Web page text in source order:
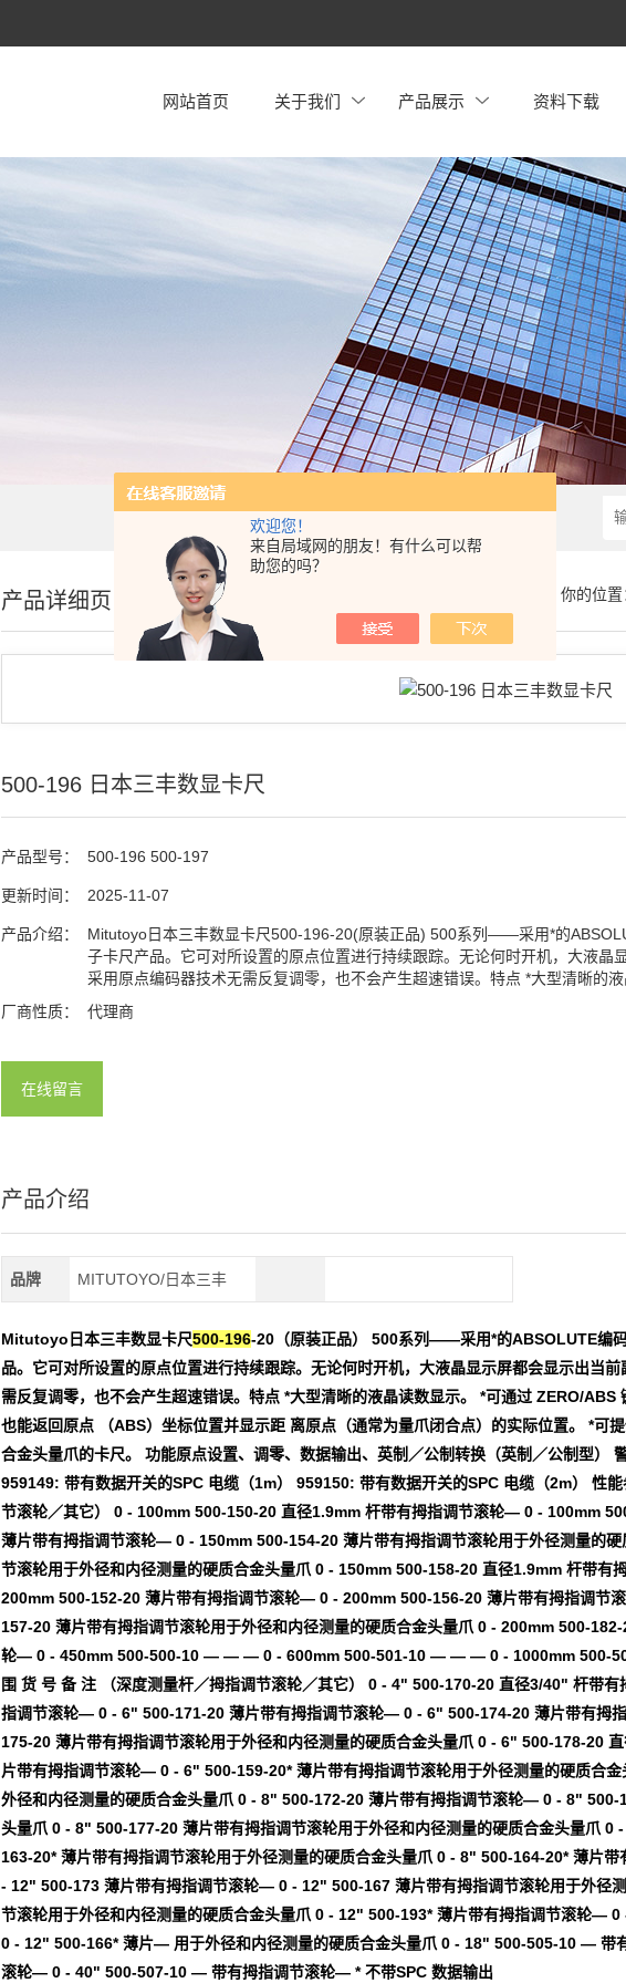
欢迎您！
来自局域网的朋友！有什么可以帮
助您的吗？
网站首页 关于我们 产品展示 资料下载
你的位置
产品详细页
500-196 日本三丰数显卡尺
产品型号： 500-196 500-197
更新时间： 2025-11-07
产品介绍：
Mitutoyo日本三丰数显卡尺500-196-20(原装正品) 500系列——采用*的
子卡尺产品。它可对所设置的原点位置进行持续跟踪。无论何时开机，大液晶
采用原点编码器技术无需反复调零，也不会产生超速错误。特点 *大型清晰的
厂商性质：
代理商
在线留言
产品介绍
品牌 MITUTOYO/日本三丰
Mitutoyo日本三丰数显卡尺500-196-20（原装正品） 500系列——采用*的ABSOLUTE编
品。它可对所设置的原点位置进行持续跟踪。无论何时开机，大液晶显示屏都会显示出当
需反复调零，也不会产生超速错误。特点 *大型清晰的液晶读数显示。 *可通过 ZERO/
也能返回原点 （ABS）坐标位置并显示距 离原点（通常为量爪闭合点）的实际位置。 *可
合金头量爪的卡尺。 功能原点设置、调零、数据输出、英制／公制转换（英制／公制型）
959149: 带有数据开关的SPC 电缆（1m） 959150: 带有数据开关的SPC 电缆（2m） 性
节滚轮／其它） 0 - 100mm 500-150-20 直径1.9mm 杆带有拇指调节滚轮— 0 - 100mm
薄片带有拇指调节滚轮— 0 - 150mm 500-154-20 薄片带有拇指调节滚轮用于外径测量的
节滚轮用于外径和内径测量的硬质合金头量爪 0 - 150mm 500-158-20 直径1.9mm 杆带
200mm 500-152-20 薄片带有拇指调节滚轮— 0 - 200mm 500-156-20 薄片带有拇指调节
157-20 薄片带有拇指调节滚轮用于外径和内径测量的硬质合金头量爪 0 - 200mm 500-
轮— 0 - 450mm 500-500-10 — — — 0 - 600mm 500-501-10 — — — 0 - 1000mm 500-
围 货 号 备 注 （深度测量杆／拇指调节滚轮／其它） 0 - 4" 500-170-20 直径3/40" 杆带
指调节滚轮— 0 - 6" 500-171-20 薄片带有拇指调节滚轮— 0 - 6" 500-174-20 薄片带有拇
175-20 薄片带有拇指调节滚轮用于外径和内径测量的硬质合金头量爪 0 - 6" 500-178-20
片带有拇指调节滚轮— 0 - 6" 500-159-20* 薄片带有拇指调节滚轮用于外径测量的硬质合
外径和内径测量的硬质合金头量爪 0 - 8" 500-172-20 薄片带有拇指调节滚轮— 0 - 8" 500-
头量爪 0 - 8" 500-177-20 薄片带有拇指调节滚轮用于外径和内径测量的硬质合金头量爪
163-20* 薄片带有拇指调节滚轮用于外径测量的硬质合金头量爪 0 - 8" 500-164-20* 薄片带
- 12" 500-173 薄片带有拇指调节滚轮— 0 - 12" 500-167 薄片带有拇指调节滚轮用于外径
节滚轮用于外径和内径测量的硬质合金头量爪 0 - 12" 500-193* 薄片带有拇指调节滚轮—
0 - 12" 500-166* 薄片— 用于外径和内径测量的硬质合金头量爪 0 - 18" 500-505-10 —
滚轮— 0 - 40" 500-507-10 — 带有拇指调节滚轮— * 不带SPC 数据输出